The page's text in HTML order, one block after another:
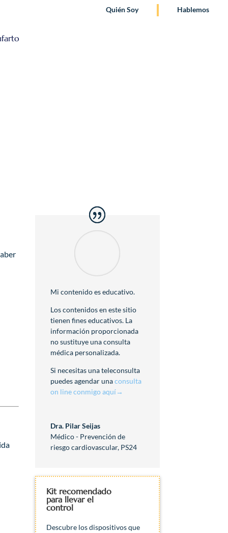
Quién Soy Hablemos
Mi contenido es educativo.
Los contenidos en este sitio
tienen fines educativos. La
información proporcionada
no sustituye una consulta
médica personalizada.
Si necesitas una teleconsulta
puedes agendar unaconsulta
on line conmigo aquí→
Dra. Pilar Seijas
Médico - Prevención de
riesgo cardiovascular, PS24
Kit recomendado
para llevar el
control
Descubre los dispositivos que